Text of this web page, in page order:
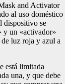
and Activator
al uso doméstico
dispositivo se
y un «activador»
luz roja y azul a
está limitada
una, y que debe